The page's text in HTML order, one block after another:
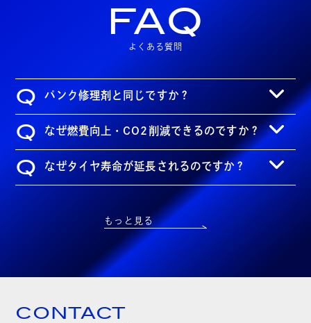
FAQ
よくある質問
Q パンク修理剤と同じですか？
Q なぜ燃費向上・CO2削減できるのですか？
Q なぜタイヤ寿命が延長されるのですか？
もっと見る
CONTACT